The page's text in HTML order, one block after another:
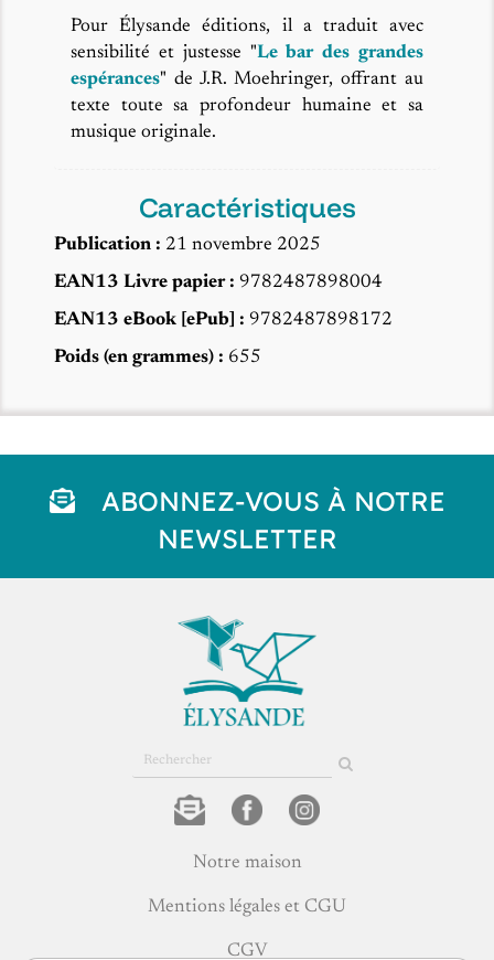
Pour Élysande éditions, il a traduit avec
sensibilité et justesse "Le bar des grandes
espérances" de J.R. Moehringer, offrant au
texte toute sa profondeur humaine et sa
musique originale.
Caractéristiques
Publication : 21 novembre 2025
EAN13 Livre papier : 9782487898004
EAN13 eBook [ePub] : 9782487898172
Poids (en grammes) : 655
ABONNEZ-VOUS À NOTRE
NEWSLETTER
Rechercher
sur
Notre maison
Mentions légales et CGU
CGV